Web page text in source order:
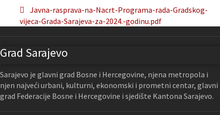
Javna-rasprava-na-Nacrt-Programa-rada-Gradskog-
vijeca-Grada-Sarajeva-za-2024.-godinu.pdf
Grad Sarajevo
Sarajevo je glavni grad Bosne i Hercegovine, njena metropola i
njen najveći urbani, kulturni, ekonomski i prometni centar, glavni
grad Federacije Bosne i Hercegovine i sjedište Kantona Sarajevo.